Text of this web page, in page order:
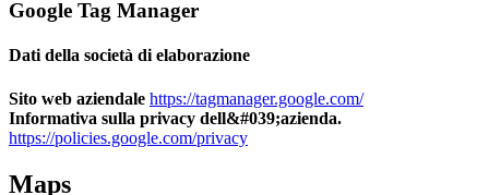
Google Tag Manager
Dati della società di elaborazione
Sito web aziendale https://tagmanager.google.com/
Informativa sulla privacy dell&#039;azienda.
https://policies.google.com/privacy
Maps